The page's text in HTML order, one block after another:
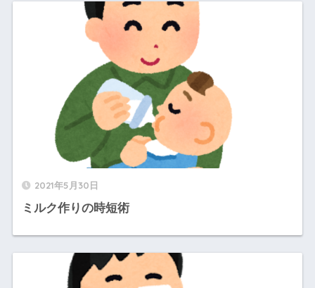
2021年5月30日
ミルク作りの時短術